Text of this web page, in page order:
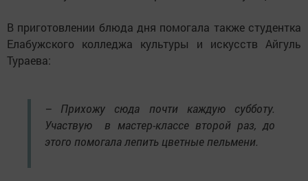
В приготовлении блюда дня помогала также студентка
Елабужского колледжа культуры и искусств Айгуль
Тураева:
– Прихожу сюда почти каждую субботу.
Участвую в мастер-классе второй раз, до
этого помогала лепить цветные пельмени.